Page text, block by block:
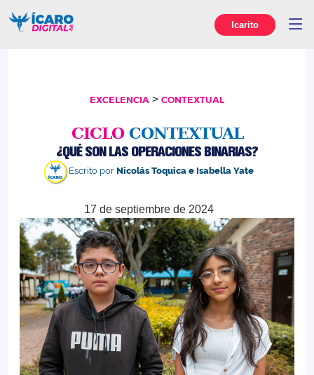
Icarito
EXCELENCIA > CONTEXTUAL
CICLO CONTEXTUAL
¿QUÉ SON LAS OPERACIONES BINARIAS?
Escrito por Nicolás Toquica e Isabella Yate
17 de septiembre de 2024